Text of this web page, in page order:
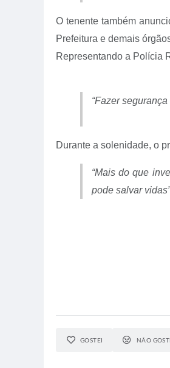
O tenente também
Prefeitura e demais
Representando a Polícia
“Fazer
Durante a solenidade, o
“Mais do que
pode salvar
GOSTEI NÃO